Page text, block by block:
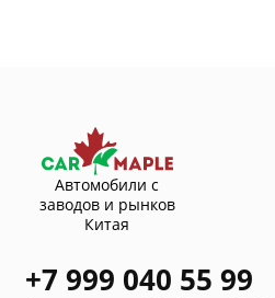
Автомобили с
заводов и рынков
Китая
+7 999 040 55 99